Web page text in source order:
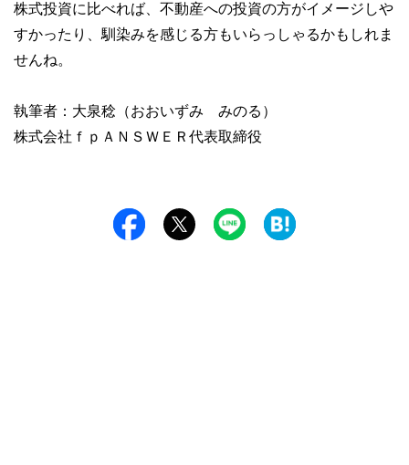
株式投資に比べれば、不動産への投資の方がイメージしや
すかったり、馴染みを感じる方もいらっしゃるかもしれま
せんね。
執筆者：大泉稔（おおいずみ みのる）
株式会社ｆｐＡＮＳＷＥＲ代表取締役